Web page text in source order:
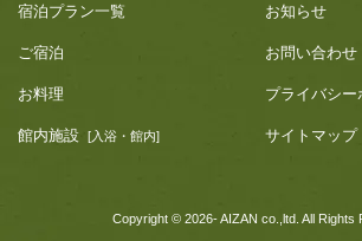
宿泊プラン一覧
ご宿泊
お料理
館内施設 [入浴・館内]
お知らせ
お問い合わせ
プライバシー
サイトマップ
Copyright © 2026- AIZAN co.,ltd. All Rights